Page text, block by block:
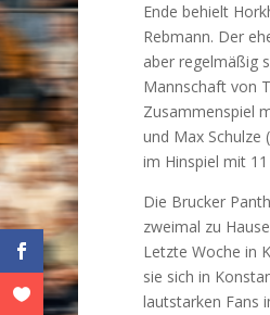
Ende behielt
Rebmann. Der
aber regelmäßig
Mannschaft von
Zusammenspiel
und Max Schulze
im Hinspiel mit
Die Brucker
zweimal zu
Letzte Woche in
sie sich in
lautstarken Fans